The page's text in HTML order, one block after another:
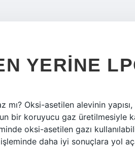
YERINE
mı? Oksi-asetilen alevinin
bir koruyucu gaz üretilmesiyle
oksi-asetilen gazı
daha iyi sonuçlara yol